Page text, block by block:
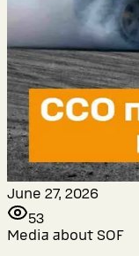
June 27, 2026
53
Media about SOF